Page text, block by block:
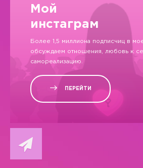
Мой
инстаграм
Более 1,5 миллиона подписчиц в
обсуждаем отношения, любовь к
самореализацию.
ПЕРЕЙТИ